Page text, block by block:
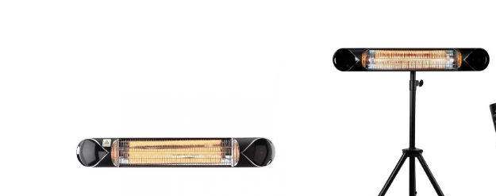
MAIS INFORMAÇÕES MAIS INFORMAÇÕES